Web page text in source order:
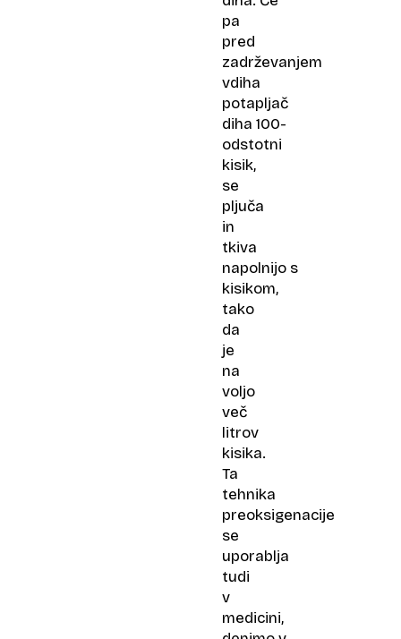
pa
pred
zadrževanjem
vdiha
potapljač
diha 100-
odstotni
kisik,
se
pljuča
in
tkiva
napolnijo s
kisikom,
tako
da
je
na
voljo
več
litrov
kisika.
Ta
tehnika
preoksigenacije
se
uporablja
tudi
v
medicini,